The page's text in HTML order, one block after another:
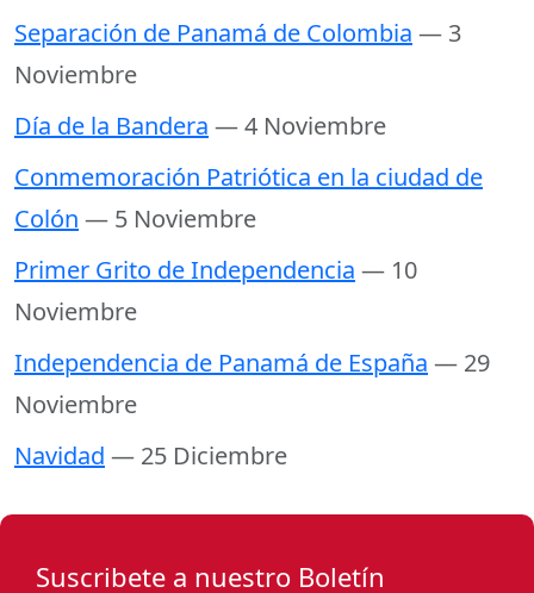
Separación de Panamá de Colombia — 3
Noviembre
Día de la Bandera — 4 Noviembre
Conmemoración Patriótica en la ciudad de
Colón — 5 Noviembre
Primer Grito de Independencia — 10
Noviembre
Independencia de Panamá de España — 29
Noviembre
Navidad — 25 Diciembre
Suscribete a nuestro Boletín